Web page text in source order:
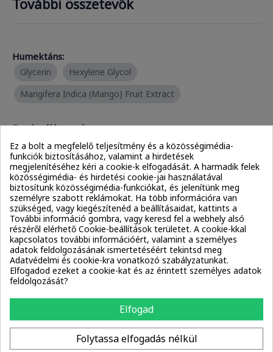
További összetevők
Humektáns:
Glycerin
Hexylene Glycol
Mangifera Indica (Mango) Fruit Extract
Emulgeálószerek:
Behenoyl PG-Trimonium Chloride Dicaprylyl Carbonate
Emolliensek:
C15-23 Alkane C9-12 Alkane Dicaprylyl Carbonate
Savak:
Citric Acid
Kelátképzők:
pH-szabályozók:
Ez a bolt a megfelelő teljesítmény és a közösségimédia-
funkciók biztosításához, valamint a hirdetések
megjelenítéséhez kéri a cookie-k elfogadását. A harmadik felek
közösségimédia- és hirdetési cookie-jai használatával
biztosítunk közösségimédia-funkciókat, és jelenítünk meg
személyre szabott reklámokat. Ha több információra van
szükséged, vagy kiegészítenéd a beállításaidat, kattints a
További információ gombra, vagy keresd fel a webhely alsó
részéről elérhető Cookie-beállítások területet. A cookie-kkal
kapcsolatos további információért, valamint a személyes
adatok feldolgozásának ismertetéséért tekintsd meg
Adatvédelmi és cookie-kra vonatkozó szabályzatunkat.
Elfogadod ezeket a cookie-kat és az érintett személyes adatok
feldolgozását?
Elfogad
Folytassa elfogadás nélkül